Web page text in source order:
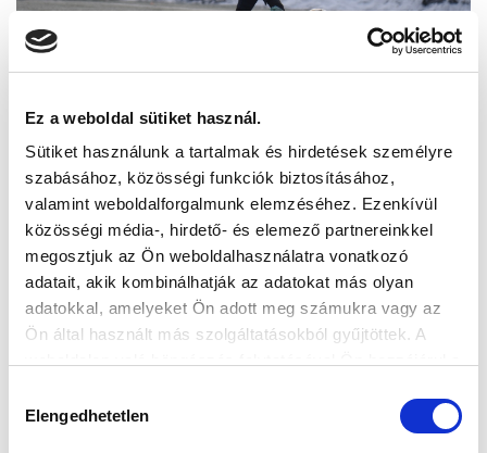
Ez a weboldal sütiket használ.
Sütiket használunk a tartalmak és hirdetések személyre
szabásához, közösségi funkciók biztosításához,
valamint weboldalforgalmunk elemzéséhez. Ezenkívül
közösségi média-, hirdető- és elemező partnereinkkel
megosztjuk az Ön weboldalhasználatra vonatkozó
adatait, akik kombinálhatják az adatokat más olyan
adatokkal, amelyeket Ön adott meg számukra vagy az
Ön által használt más szolgáltatásokból gyűjtöttek. A
kiválasztása
Elengedhetetlen